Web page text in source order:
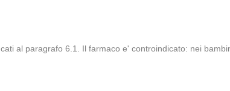
al paragrafo 6.1. Il farmaco e' controindicato: nei